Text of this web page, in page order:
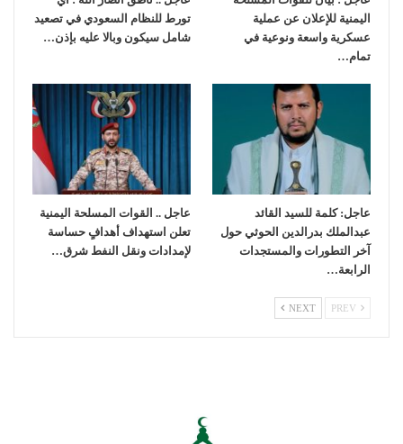
اليمنية للإعلان عن عملية
عسكرية واسعة ونوعية في
تمام…
تورط للنظام السعودي في تصعيد
شامل سيكون وبالا عليه بإذن…
عاجل: كلمة للسيد القائد
عبدالملك بدرالدين الحوثي حول
آخر التطورات والمستجدات
الرابعة…
عاجل .. القوات المسلحة اليمنية
تعلن استهداف أهدافٍ حساسة
لإمدادات ونقل النفط شرق…
NEXT